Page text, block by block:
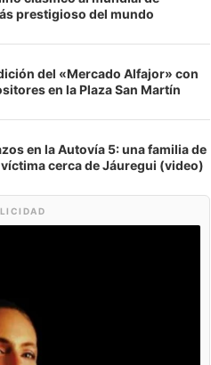
prestigioso del mundo
del «Mercado Alfajor» con
en la Plaza San Martín
en la Autovía 5: una familia de
cerca de Jáuregui (video)